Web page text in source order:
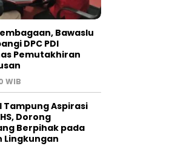
Bawaslu
DPC PDI
Pemutakhiran
WIB
Tampung Aspirasi
Dorong
Berpihak pada
Lingkungan‎